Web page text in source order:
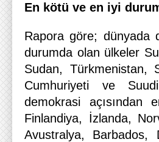
En kötü ve en iyi
Rapora göre; dünyada
durumda olan ülkeler
Sudan, Türkmenistan,
Cumhuriyeti ve
demokrasi
Finlandiya, İzlanda,
Avustralya, Barbados,